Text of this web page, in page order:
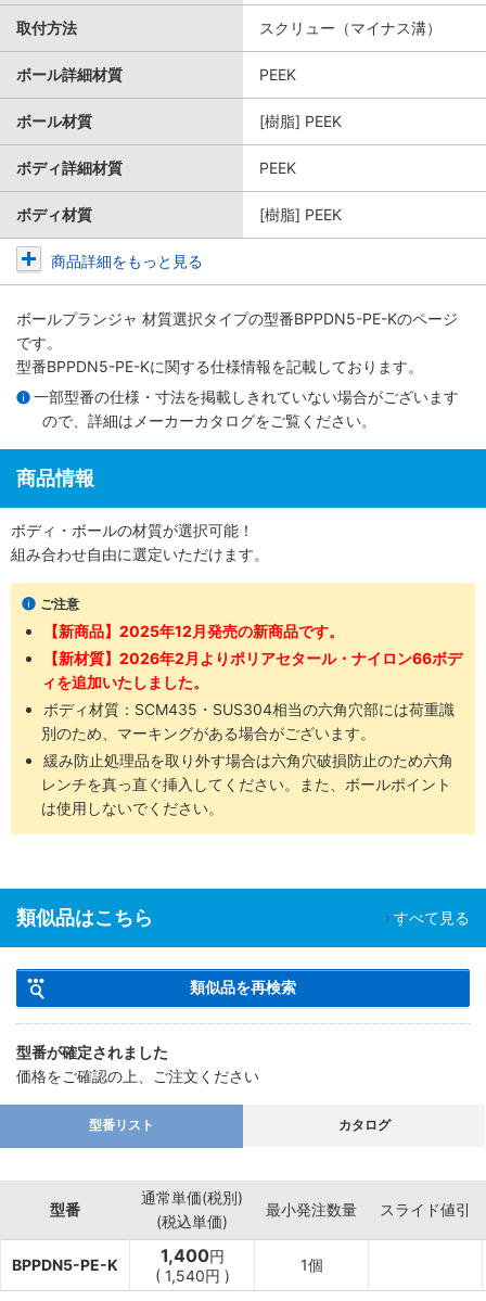
取付方法 スクリュー（マイナス溝）
ボール詳細材質 PEEK
ボール材質 [樹脂] PEEK
ボディ詳細材質 PEEK
ボディ材質 [樹脂] PEEK
商品詳細をもっと見る
ボールプランジャ 材質選択タイプの型番BPPDN5-PE-Kのページ
です。
型番BPPDN5-PE-Kに関する仕様情報を記載しております。
一部型番の仕様・寸法を掲載しきれていない場合がございます
ので、詳細は メーカーカタログをご覧ください。
商品情報
ボディ・ボールの材質が選択可能！
組み合わせ自由に選定いただけます。
ご注意
【新商品】2025年12月発売の新商品です。
【新材質】2026年2月よりポリアセタール・ナイロン66ボデ
ィを追加いたしました。
ボディ材質：SCM435​・SUS304​相当の六角穴部には荷重識
別のため、マーキングがある場合がございます。
緩み防止処理品を取り外す場合は六角穴破損防止のため六角
レンチを真っ直ぐ挿入してください。また、ボールポイント
は使用しないでください。
類似品はこちら すべて見る
類似品を再検索
型番が確定されました
価格をご確認の上、ご注文ください
型番リスト カタログ
型番
通常単価(税別)
(税込単価)
最小発注数量 スライド値引
BPPDN5-PE-K 1,400円
( 1,540円 )
1個